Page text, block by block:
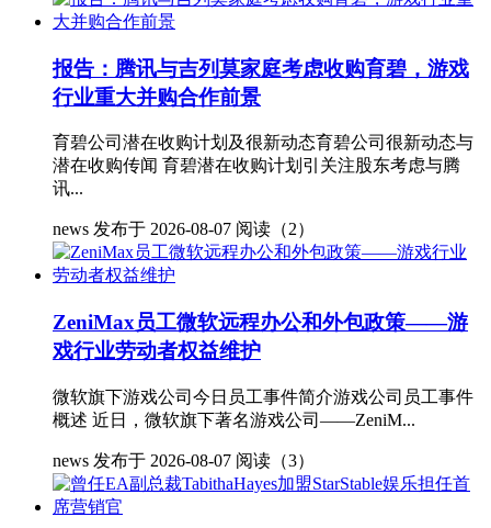
报告：腾讯与吉列莫家庭考虑收购育碧，游戏
行业重大并购合作前景
育碧公司潜在收购计划及很新动态育碧公司很新动态与
潜在收购传闻 育碧潜在收购计划引关注股东考虑与腾
讯...
news 发布于 2026-08-07 阅读（2）
ZeniMax员工微软远程办公和外包政策——游
戏行业劳动者权益维护
微软旗下游戏公司今日员工事件简介游戏公司员工事件
概述 近日，微软旗下著名游戏公司——ZeniM...
news 发布于 2026-08-07 阅读（3）